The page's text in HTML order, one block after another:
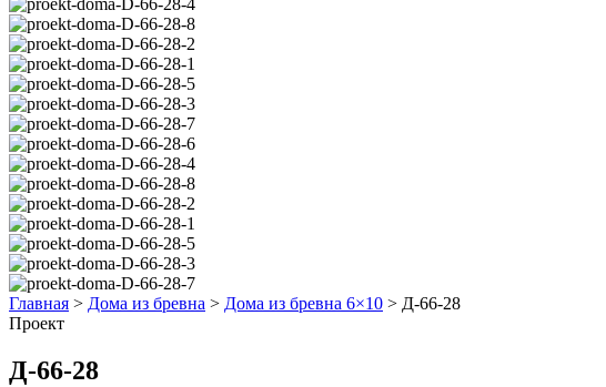
Главная > Дома из бревна > Дома из бревна 6×10 > Д-66-28
Проект
Д-66-28